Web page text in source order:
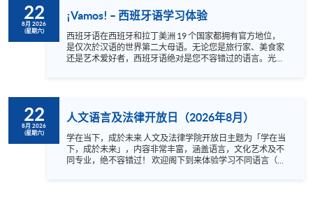
22
8月 2026
(星期六)
¡Vamos! – 西班牙语学习体验
西班牙语在西班牙和拉丁美洲 19 个国家都拥有官方地位，
是仅次於汉语的世界第二大母语。无论您是旅行家、美食家
还是艺术爱好者，西班牙语绝对是您不容错过的语言。光是
程，通过有趣互动的方式与我们经验丰富的母语老师一起学
习基础西班牙语和一些文化知识吧！¡ Hasta pronto ! 语言 ：
西班牙语及英语 Instagram:
https://www.instagram.com/hkuspace_spanish/ (西班牙语)
Facebook: https://www.facebook.com/hkuspace.spanish/
22
8月 2026
(星期六)
人文语言及法律开放日（2026年8月）
学在当下，成於未来 人文及法律学院开放日主题为「学在当
下，成於未来」，内容非常丰富，涵盖语言，文化艺术及不
同专业，绝不容错过！ 欢迎阁下到来体验学习不同语言（包